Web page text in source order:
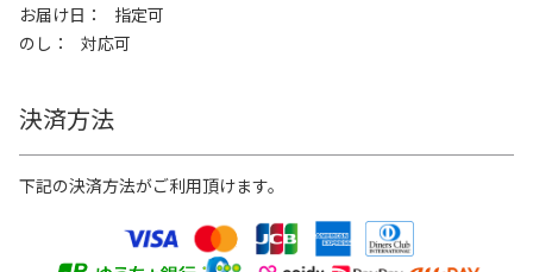
お届け日
指定可
のし
対応可
決済方法
下記の決済方法がご利用頂けます。